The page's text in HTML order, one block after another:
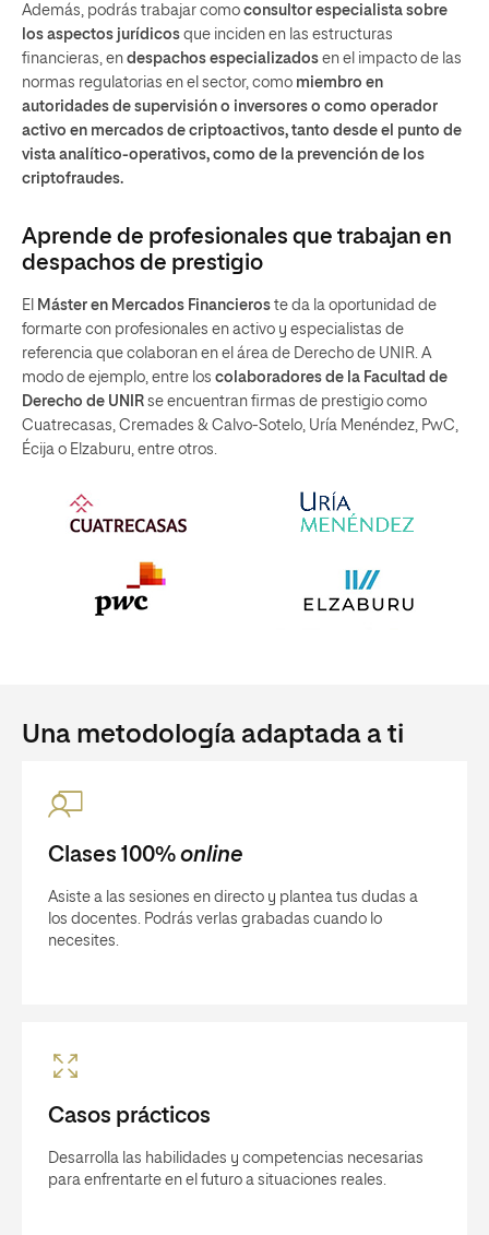
Además, podrás trabajar como consultor especialista sobre
los aspectos jurídicos que inciden en las estructuras
financieras, en despachos especializados en el impacto de las
normas regulatorias en el sector, como miembro en
autoridades de supervisión o inversores o como operador
activo en mercados de criptoactivos, tanto desde el punto de
vista analítico-operativos, como de la prevención de los
criptofraudes.
Aprende de profesionales que trabajan en
despachos de prestigio
El Máster en Mercados Financieros te da la oportunidad de
formarte con profesionales en activo y especialistas de
referencia que colaboran en el área de Derecho de UNIR. A
modo de ejemplo, entre los colaboradores de la Facultad de
Derecho de UNIR se encuentran firmas de prestigio como
Cuatrecasas, Cremades & Calvo-Sotelo, Uría Menéndez, PwC,
Écija o Elzaburu, entre otros.
Una metodología adaptada a ti
Clases 100% online
Asiste a las sesiones en directo y plantea tus dudas a
los docentes. Podrás verlas grabadas cuando lo
necesites.
Casos prácticos
Desarrolla las habilidades y competencias necesarias
para enfrentarte en el futuro a situaciones reales.